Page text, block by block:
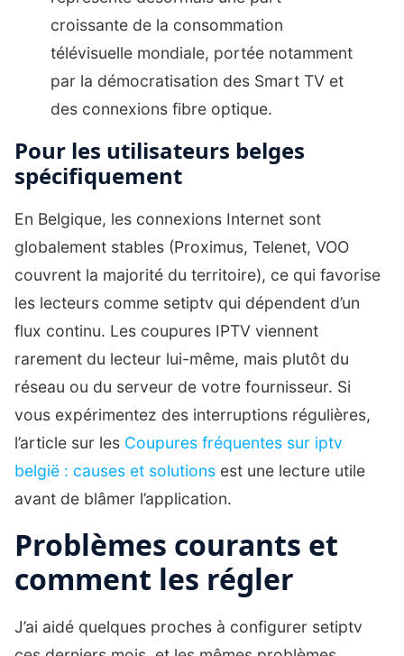
croissante de la consommation
télévisuelle mondiale, portée notamment
par la démocratisation des Smart TV et
des connexions fibre optique.
Pour les utilisateurs belges
spécifiquement
En Belgique, les connexions Internet sont
globalement stables (Proximus, Telenet, VOO
couvrent la majorité du territoire), ce qui favorise
les lecteurs comme setiptv qui dépendent d’un
flux continu. Les coupures IPTV viennent
rarement du lecteur lui-même, mais plutôt du
réseau ou du serveur de votre fournisseur. Si
vous expérimentez des interruptions régulières,
l’article sur les Coupures fréquentes sur iptv
belgië : causes et solutions est une lecture utile
avant de blâmer l’application.
Problèmes courants et
comment les régler
J’ai aidé quelques proches à configurer setiptv